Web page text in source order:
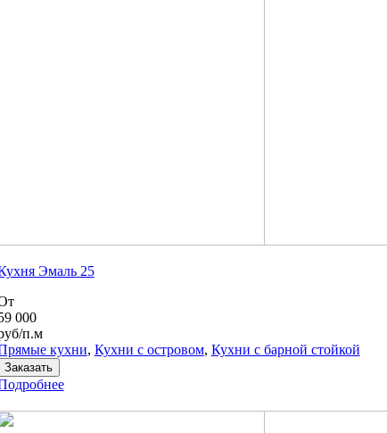
Эмаль 25
000
п.м
кухни, Кухни с островом, Кухни с барной стойкой
Заказать